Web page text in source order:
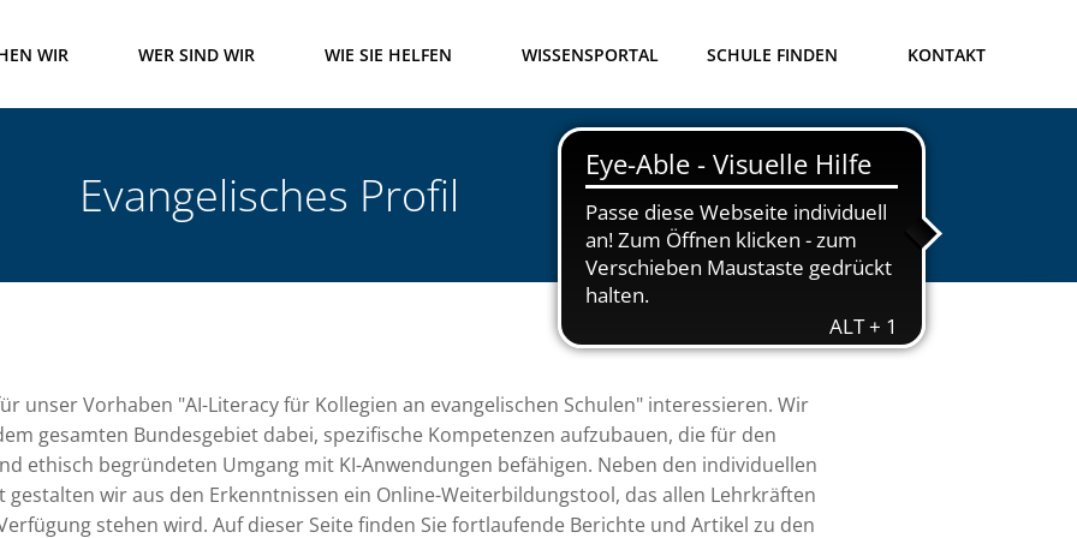
WIR WER SIND WIR WIE SIE HELFEN WISSENSPORTAL SCHULE FINDEN KONTAKT
Evangelisches Profil
unser Vorhaben "AI-Literacy für Kollegien an evangelischen Schulen" interessieren. Wir
gesamten Bundesgebiet dabei, spezifische Kompetenzen aufzubauen, die für den
ethisch begründeten Umgang mit KI-Anwendungen befähigen. Neben den individuellen
gestalten wir aus den Erkenntnissen ein Online-Weiterbildungstool, das allen Lehrkräften
stehen wird. Auf dieser Seite finden Sie fortlaufende Berichte und Artikel zu den